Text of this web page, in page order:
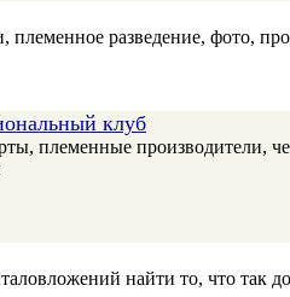
разведение, фото,
клуб
племенные производители,
найти то, что так